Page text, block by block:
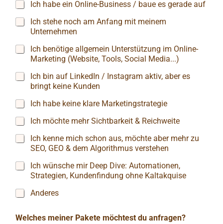
Ich habe ein Online-Business / baue es gerade auf
Ich stehe noch am Anfang mit meinem
Unternehmen
Ich benötige allgemein Unterstützung im Online-
Marketing (Website, Tools, Social Media...)
Ich bin auf LinkedIn / Instagram aktiv, aber es
bringt keine Kunden
Ich habe keine klare Marketingstrategie
Ich möchte mehr Sichtbarkeit & Reichweite
Ich kenne mich schon aus, möchte aber mehr zu
SEO, GEO & dem Algorithmus verstehen
Ich wünsche mir Deep Dive: Automationen,
Strategien, Kundenfindung ohne Kaltakquise
Anderes
Welches meiner Pakete möchtest du anfragen?